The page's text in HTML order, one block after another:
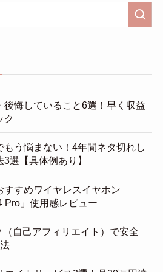
後悔していること6選！早く収益
ク
もう悩まない！4年間ネタ切れし
選【具体例あり】
すめワイヤレスイヤホン
Pro」使用感レビュー
自己アフィリエイト）で安全